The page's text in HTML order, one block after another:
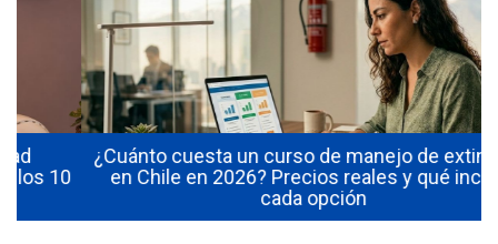
¿Cuánto cuesta un curso de manejo de extintores
en Chile en 2026? Precios reales y qué incluye
cada opción